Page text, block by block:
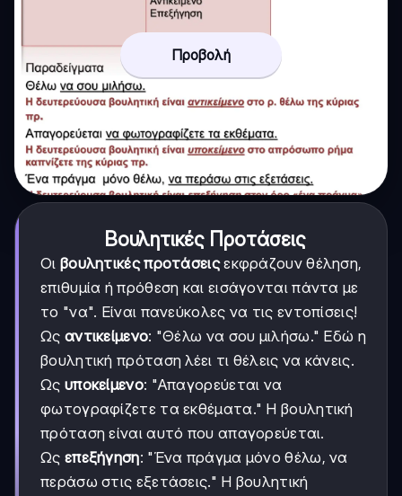
Προβολή
Βουλητικές Προτάσεις
Οι βουλητικές προτάσειςεκφράζουν θέληση,
επιθυμία ή πρόθεση και εισάγονται πάντα με
το "να". Είναι πανεύκολες να τις εντοπίσεις!
Ως αντικείμενο: "Θέλω να σου μιλήσω." Εδώ η
βουλητική πρόταση λέει τι θέλεις να κάνεις.
Ως υποκείμενο: "Απαγορεύεται να
φωτογραφίζετε τα εκθέματα." Η βουλητική
πρόταση είναι αυτό που απαγορεύεται.
Ως επεξήγηση: "Ένα πράγμα μόνο θέλω, να
περάσω στις εξετάσεις." Η βουλητική